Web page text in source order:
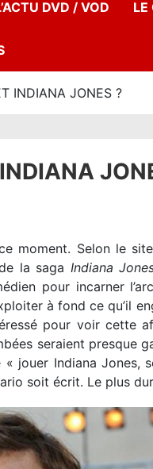
DVD / VOD LE
INDIANA JONES ?
moment. Selon le
la saga Indiana
pour incarner
à fond ce qu’il
pour voir cette
seraient presque
jouer Indiana Jones,
soit écrit. Le plus